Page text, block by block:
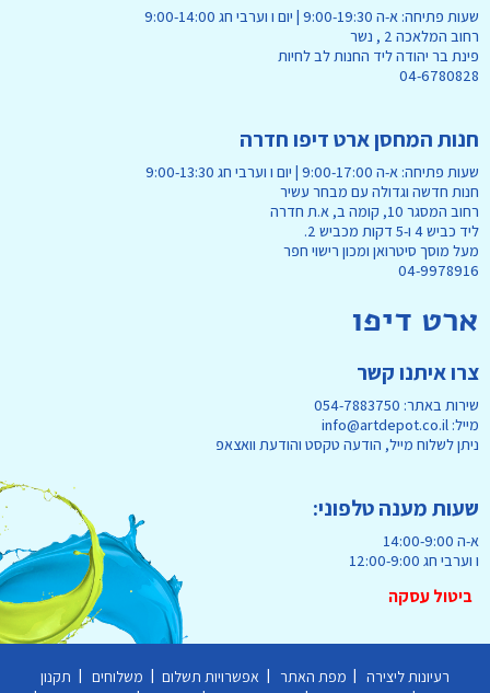
שעות פתיחה: א-ה 9:00-19:30 | יום ו וערבי חג 9:00-14:00
רחוב המלאכה 2 , נשר
פינת בר יהודה ליד החנות לב לחיות
04-6780828
חנות המחסן ארט דיפו חדרה
שעות פתיחה: א-ה 9:00-17:00 | יום ו וערבי חג 9:00-13:30
חנות חדשה וגדולה עם מבחר עשיר
רחוב המסגר 10, קומה ב, א.ת חדרה
ליד כביש 4 ו-5 דקות מכביש 2.
מעל מוסך סיטרואן ומכון רישוי חפר
04-9978916
ארט דיפו
צרו איתנו קשר
שירות באתר: 054-7883750
מייל: info@artdepot.co.il
ניתן לשלוח מייל, הודעה טקסט והודעת וואצאפ
שעות מענה טלפוני:
א-ה 14:00-9:00
ו וערבי חג 12:00-9:00
ביטול עסקה
רעיונות ליצירה | מפת האתר | אפשרויות תשלום | משלוחים | תקנון